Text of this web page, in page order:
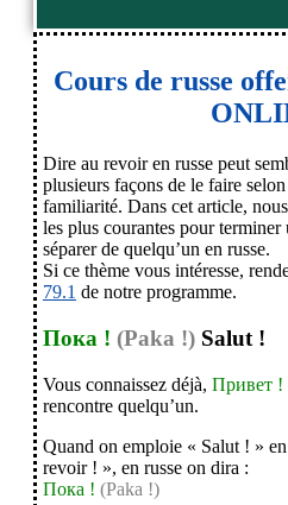
Cliquez
Cours de russe
Dire au revoir en russe peut
plusieurs façons de le faire
familiarité. Dans cet article,
les plus courantes pour terminer
séparer de quelqu’un en russe.
Si ce thème vous intéresse,
79.1 de notre programme.
Пока ! (Paka !) Salut !
Vous connaissez déjà, Привет !
rencontre quelqu’un.
Quand on emploie « Salut ! »
revoir ! », en russe on dira :
Пока ! (Paka !)